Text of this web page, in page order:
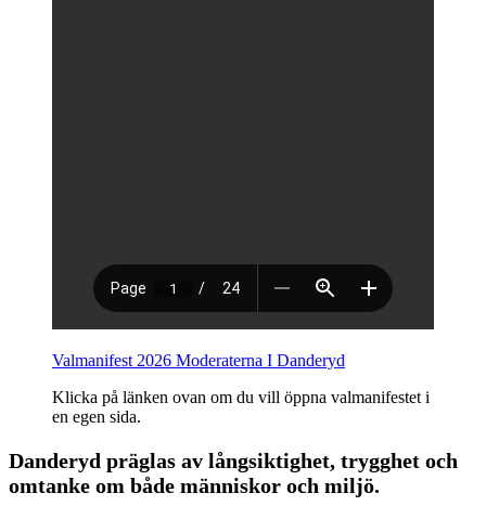
Valmanifest 2026 Moderaterna I Danderyd
Klicka på länken ovan om du vill öppna valmanifestet i
en egen sida.
Danderyd präglas av långsiktighet, trygghet och
omtanke om både människor och miljö.